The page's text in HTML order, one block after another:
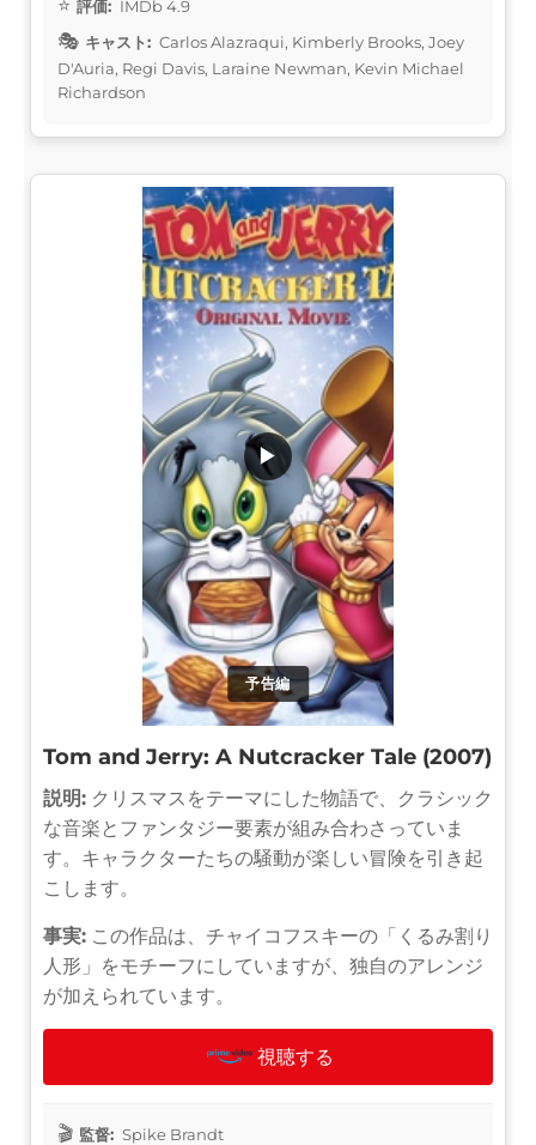
評価: IMDb 4.9
キャスト: Carlos Alazraqui, Kimberly Brooks, Joey
D'Auria, Regi Davis, Laraine Newman, Kevin Michael
Richardson
予告編
▶
Tom and Jerry: A Nutcracker Tale (2007)
説明: クリスマスをテーマにした物語で、クラシック
な音楽とファンタジー要素が組み合わさっていま
す。キャラクターたちの騒動が楽しい冒険を引き起
こします。
事実: この作品は、チャイコフスキーの「くるみ割り
人形」をモチーフにしていますが、独自のアレンジ
が加えられています。
視聴する
監督: Spike Brandt